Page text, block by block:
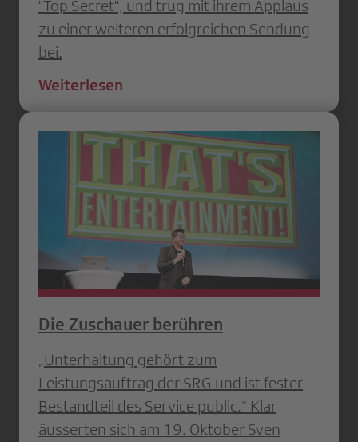
"Top Secret", und trug mit ihrem Applaus
zu einer weiteren erfolgreichen Sendung
bei.
Weiterlesen
Die Zuschauer berühren
„Unterhaltung gehört zum
Leistungsauftrag der SRG und ist fester
Bestandteil des Service public.“ Klar
äusserten sich am 19. Oktober Sven